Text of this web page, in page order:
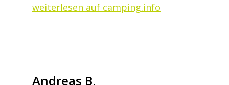
weiterlesen auf camping.info
Andreas B.